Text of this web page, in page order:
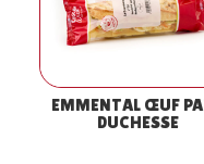
EMMENTAL ŒUF
DUCHESSE